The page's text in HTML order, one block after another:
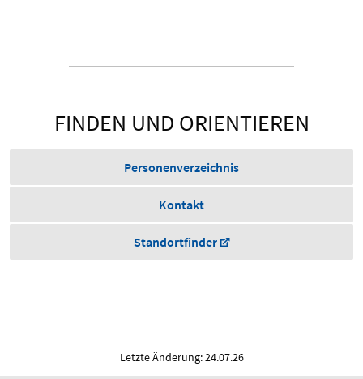
FINDEN UND ORIENTIEREN
Personenverzeichnis
Kontakt
Standortfinder
Letzte Änderung: 24.07.26